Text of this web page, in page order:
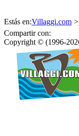
Estás en:Villaggi.com >
Compartir con:
Copyright © (1996-